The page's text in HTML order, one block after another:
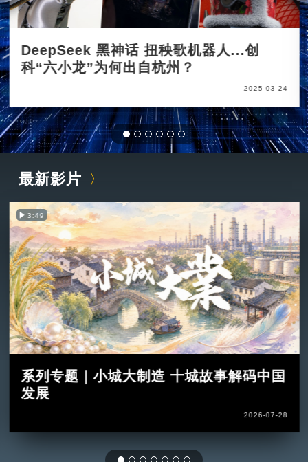
DeepSeek 黑神话 扭秧歌机器人...创
科“六小龙”为何出自杭州？
2025-03-24
最新影片
3:49
系列专题｜小城大制造 十城故事解码中国
发展
2026-07-28